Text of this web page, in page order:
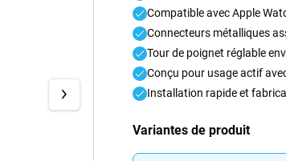
Compatible avec Apple
Connecteurs métalliques
Tour de poignet réglable
Conçu pour usage actif
Installation rapide et
Variantes de produit